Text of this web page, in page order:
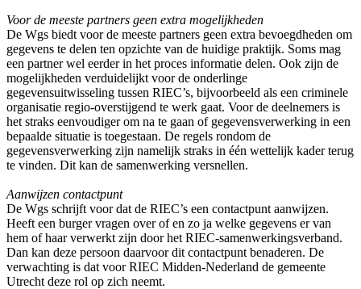
Voor de meeste partners geen extra mogelijkheden
De Wgs biedt voor de meeste partners geen extra bevoegdheden om
gegevens te delen ten opzichte van de huidige praktijk. Soms mag
een partner wel eerder in het proces informatie delen. Ook zijn de
mogelijkheden verduidelijkt voor de onderlinge
gegevensuitwisseling tussen RIEC’s, bijvoorbeeld als een criminele
organisatie regio-overstijgend te werk gaat. Voor de deelnemers is
het straks eenvoudiger om na te gaan of gegevensverwerking in een
bepaalde situatie is toegestaan. De regels rondom de
gegevensverwerking zijn namelijk straks in één wettelijk kader terug
te vinden. Dit kan de samenwerking versnellen.
Aanwijzen contactpunt
De Wgs schrijft voor dat de RIEC’s een contactpunt aanwijzen.
Heeft een burger vragen over of en zo ja welke gegevens er van
hem of haar verwerkt zijn door het RIEC-samenwerkingsverband.
Dan kan deze persoon daarvoor dit contactpunt benaderen. De
verwachting is dat voor RIEC Midden-Nederland de gemeente
Utrecht deze rol op zich neemt.